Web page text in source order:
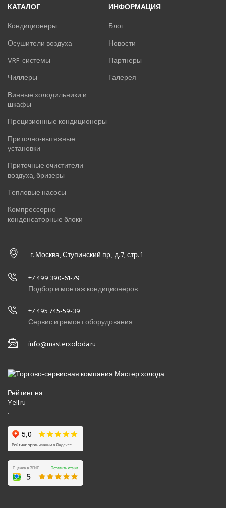
КАТАЛОГ
Кондиционеры
Осушители воздуха
VRF-системы
Чиллеры
Винные холодильники и
шкафы
Прецизионные кондиционеры
Приточно-вытяжные
установки
Приточные очистители
воздуха, бризеры
Тепловые насосы
Компрессорно-
конденсаторные блоки
ИНФОРМАЦИЯ
Блог
Новости
Партнеры
Галерея
г. Москва, Ступинский пр., д. 7, стр. 1
+7 499 390-61-79
Подбор и монтаж кондиционеров
+7 495 745-59-39
Сервис и ремонт оборудования
info@masterxoloda.ru
Рейтинг на
Yell.ru
.